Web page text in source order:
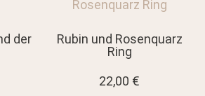
der
Rubin und Rosenquarz
Ring
22,00 €